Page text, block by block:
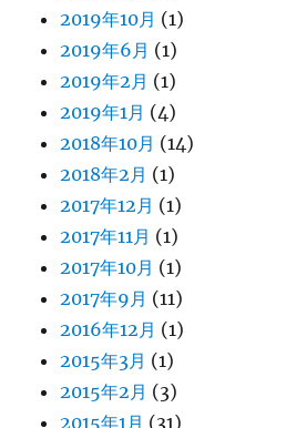
2019年10月 (1)
2019年6月 (1)
2019年2月 (1)
2019年1月 (4)
2018年10月 (14)
2018年2月 (1)
2017年12月 (1)
2017年11月 (1)
2017年10月 (1)
2017年9月 (11)
2016年12月 (1)
2015年3月 (1)
2015年2月 (3)
2015年1月 (31)